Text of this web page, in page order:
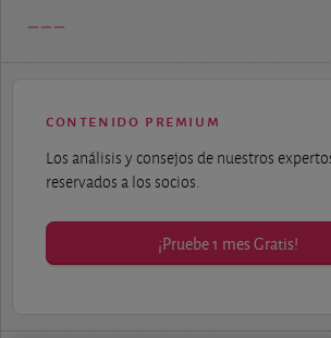
contenido premium
Los análisis y consejos de nuestros
reservados a los socios.
¡Pruebe 1 mes Gratis!